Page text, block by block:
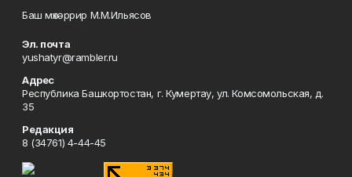
Баш мөхәррир М.М.Ильясов
Эл. почта
yushatyr@rambler.ru
Адрес
Республика Башкортостан, г. Кумертау, ул. Комсомольская, д.
35
Редакция
8 (34761) 4-44-45